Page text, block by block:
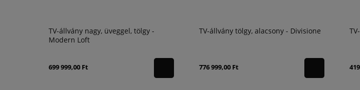
TV-állvány nagy, üveggel, tölgy -
Modern Loft
699 999,00 Ft
TV-állvány tölgy, alacsony - Divisione
776 999,00 Ft